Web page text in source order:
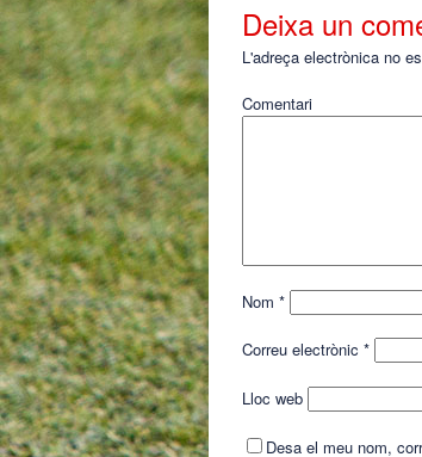
Deixa un
L'adreça electrònica no
Comentari
Nom *
Correu electrònic *
Lloc web
Desa el meu nom,